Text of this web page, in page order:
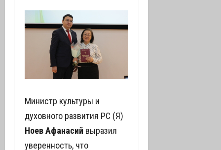
Министр культуры и
духовного развития РС (Я)
Ноев Афанасий выразил
уверенность, что